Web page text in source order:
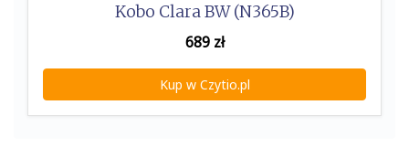
Kobo Clara BW (N365B)
689zł
Kup w Czytio.pl